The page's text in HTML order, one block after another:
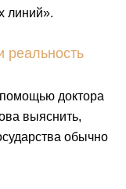
линий».
реальность
доктора
выяснить,
обычно